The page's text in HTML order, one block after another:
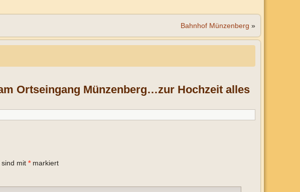
Bahnhof Münzenberg »
Ortseingang Münzenberg…zur Hochzeit alles
mit *markiert